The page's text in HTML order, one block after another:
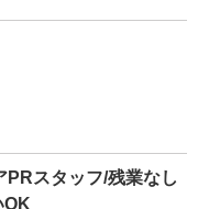
PRスタッフ/残業なし
OK